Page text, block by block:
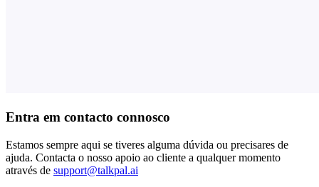
Entra em contacto connosco
Estamos sempre aqui se tiveres alguma dúvida ou precisares de
ajuda. Contacta o nosso apoio ao cliente a qualquer momento
através de support@talkpal.ai